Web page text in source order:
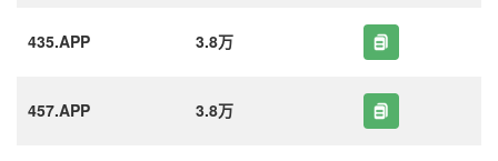
435.APP 3.8万
457.APP 3.8万